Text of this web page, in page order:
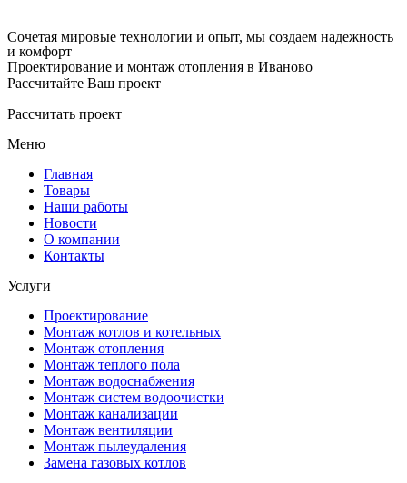
Сочетая мировые технологии и опыт, мы создаем надежность
и комфорт
Проектирование и монтаж отопления в Иваново
Рассчитайте Ваш проект
Рассчитать проект
Меню
Главная
Товары
Наши работы
Новости
О компании
Контакты
Услуги
Проектирование
Монтаж котлов и котельных
Монтаж отопления
Монтаж теплого пола
Монтаж водоснабжения
Монтаж систем водоочистки
Монтаж канализации
Монтаж вентиляции
Монтаж пылеудаления
Замена газовых котлов